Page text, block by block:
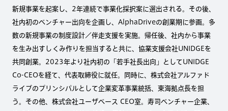
新規事業を起案し、2年連続で事業化採択案に選出される。その後、
社内初のベンチャー出向を企画し、AlphaDriveの創業期に参画。多
数の新規事業の制度設計／伴走支援を実施。帰任後、社内から事業
を生み出すしくみ作りを担当すると共に、協業支援会社UNIDGEを
共同創業。2023年より社内初の「若手社長出向」としてUNIDGE
Co-CEOを経て、代表取締役に就任。同時に、株式会社アルファド
ライブのプリンシパルとして企業変革事業統括、東海拠点長を担
う。その他、株式会社ユーザベース CEO室。寿司ベンチャー企業、